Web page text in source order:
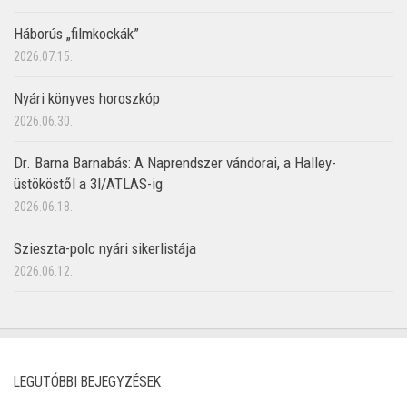
Háborús „filmkockák”
2026.07.15.
Nyári könyves horoszkóp
2026.06.30.
Dr. Barna Barnabás: A Naprendszer vándorai, a Halley-
üstököstől a 3I/ATLAS-ig
2026.06.18.
Szieszta-polc nyári sikerlistája
2026.06.12.
LEGUTÓBBI BEJEGYZÉSEK